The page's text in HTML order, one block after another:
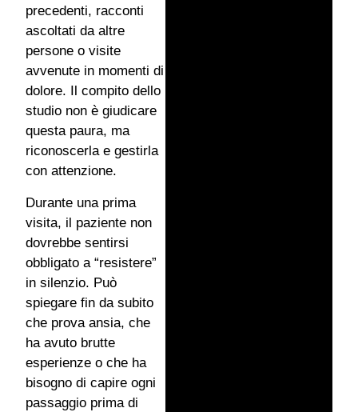
precedenti, racconti
ascoltati da altre
persone o visite
avvenute in momenti di
dolore. Il compito dello
studio non è giudicare
questa paura, ma
riconoscerla e gestirla
con attenzione.
Durante una prima
visita, il paziente non
dovrebbe sentirsi
obbligato a “resistere”
in silenzio. Può
spiegare fin da subito
che prova ansia, che
ha avuto brutte
esperienze o che ha
bisogno di capire ogni
passaggio prima di